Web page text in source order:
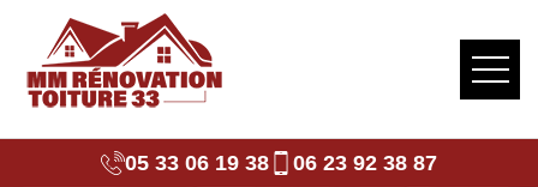
05 33 06 19 38 06 23 92 38 87